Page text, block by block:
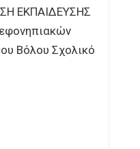
ΕΚΠΑΙΔΕΥΣΗΣ
Βόλου Σχολικό